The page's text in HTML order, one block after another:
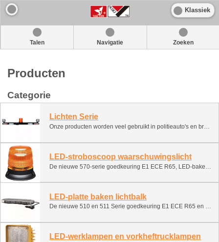
Klassiek
Talen Navigatie Zoeken
Producten
Categorie
Lichten Serie
Onze producten worden veel gebruikt in politieauto's en brandweerwagens, vrachtwagens, Mijnvoertuigen, bouw- en landbouwvoertuigen, vorkheftrucks, andere verlichting.
LED-stroboscoop waarschuwingslicht
LED-platte baken lichtbalk
De nieuwe 510 en 511 Serie goedkeuring E1 ECE R65 en R10, LED Vlakke beaconlicht geschikt voor een groot aantal voertuigen van auto's en bestelwagens, HGV's, utiliteitsvoertuigen, afval- en recyclingtrucks, straatvegers, landbouwvoertuigen, tot aan grondverzetmachines.
LED-werklampen en vorkheftrucklampen